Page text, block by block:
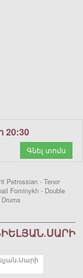
Գնել տոմս
Petrossian - Tenor
Fominykh - Double